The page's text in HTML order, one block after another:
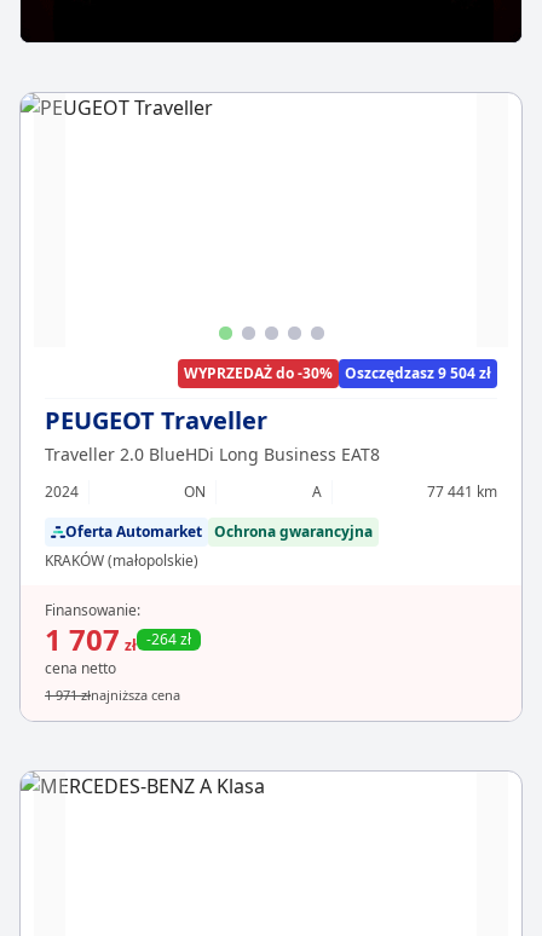
WYPRZEDAŻ do -30% Oszczędzasz 9 504 zł
PEUGEOT Traveller
Traveller 2.0 BlueHDi Long Business EAT8
2024 ON A
77 441 km
Oferta Automarket Ochrona gwarancyjna
KRAKÓW (małopolskie)
Finansowanie:
1 707 zł -264 zł
cena netto
1 971 złnajniższa cena